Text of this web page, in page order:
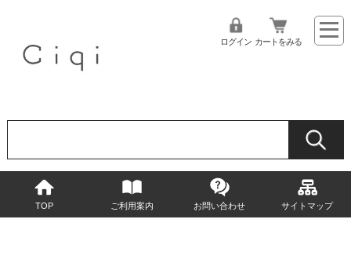
ログイン カートをみる
TOP ご利用案内 お問い合わせ サイトマップ